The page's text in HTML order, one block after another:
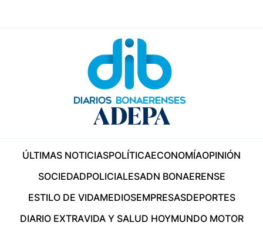
ÚLTIMAS NOTICIASPOLÍTICAECONOMÍAOPINIÓN
SOCIEDADPOLICIALESADN BONAERENSE
ESTILO DE VIDAMEDIOSEMPRESASDEPORTES
DIARIO EXTRAVIDA Y SALUD HOYMUNDO MOTOR